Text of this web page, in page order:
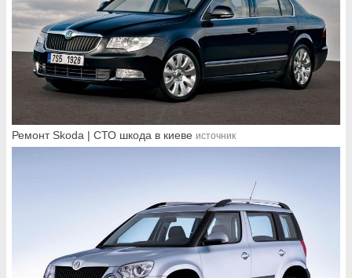
Ремонт Skoda | СТО шкода в киеве источник